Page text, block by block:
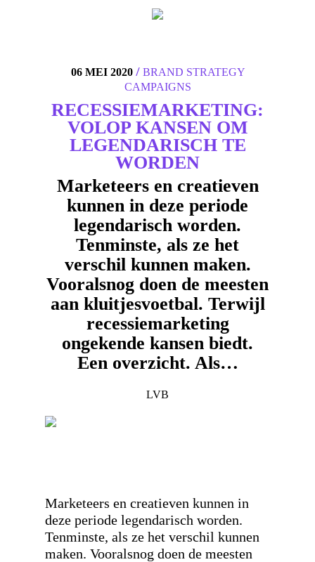
06 MEI 2020/ BRAND STRATEGY
CAMPAIGNS
RECESSIEMARKETING:
VOLOP KANSEN OM
LEGENDARISCH TE
WORDEN
Marketeers en creatieven
kunnen in deze periode
legendarisch worden.
Tenminste, als ze het
verschil kunnen maken.
Vooralsnog doen de meesten
aan kluitjesvoetbal. Terwijl
recessiemarketing
ongekende kansen biedt.
Een overzicht. Als…
LVB
Marketeers en creatieven kunnen in
deze periode legendarisch worden.
Tenminste, als ze het verschil kunnen
maken. Vooralsnog doen de meesten